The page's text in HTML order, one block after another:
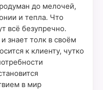
до мелочей,
и тепла. Что
всё безупречно.
знает толк в своём
к клиенту, чутко
в мир